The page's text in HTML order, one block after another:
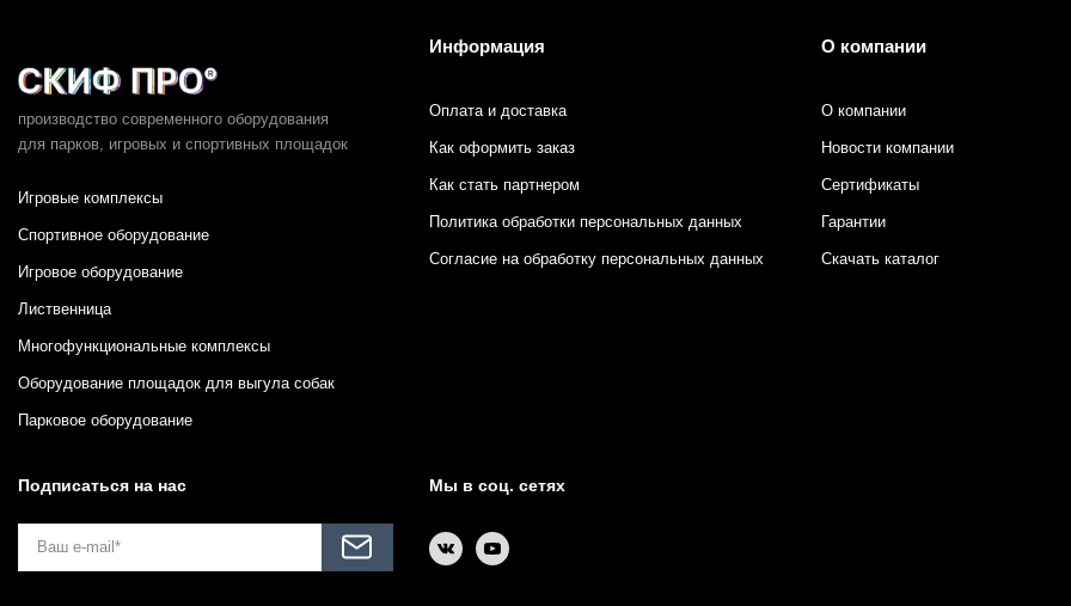
производство современного оборудования
для парков, игровых и спортивных площадок
Игровые комплексы
Спортивное оборудование
Игровое оборудование
Лиственница
Многофункциональные комплексы
Оборудование площадок для выгула собак
Парковое оборудование
Информация
Оплата и доставка
Как оформить заказ
Как стать партнером
Политика обработки персональных данных
Согласие на обработку персональных данных
О компании
О компании
Новости компании
Сертификаты
Гарантии
Скачать каталог
Подписаться на нас Мы в соц. сетях